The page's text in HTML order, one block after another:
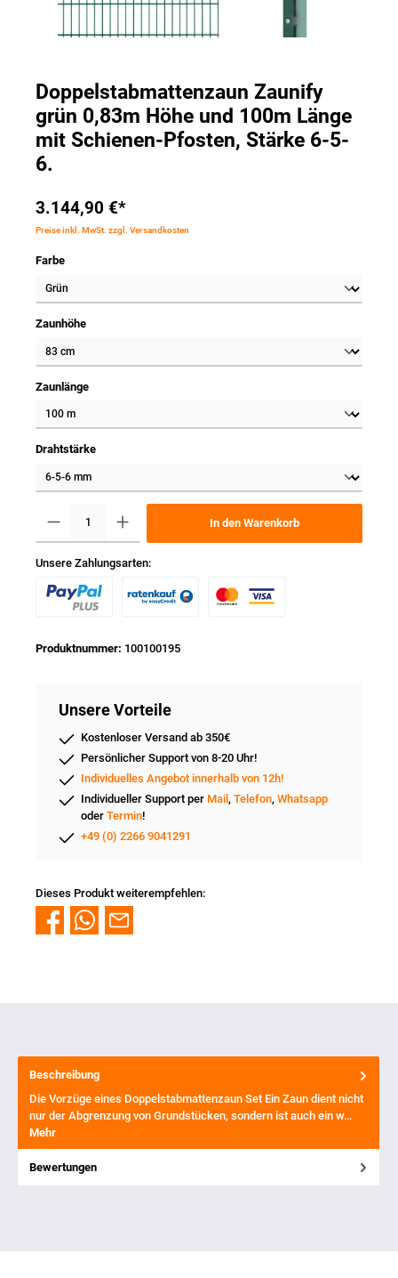
Doppelstabmattenzaun Zaunify
grün 0,83m Höhe und 100m Länge
mit Schienen-Pfosten, Stärke 6-5-
6.
3.144,90 €*
Preise inkl. MwSt. zzgl. Versandkosten
Farbe
Zaunhöhe
Zaunlänge
Drahtstärke
In den Warenkorb
Unsere Zahlungsarten:
Produktnummer: 100100195
Unsere Vorteile
Kostenloser Versand ab 350€
Persönlicher Support von 8-20 Uhr!
Individuelles Angebot innerhalb von 12h!
Individueller Support per Mail , Telefon, Whatsapp
oder Termin!
+49 (0) 2266 9041291
Dieses Produkt weiterempfehlen:
Beschreibung
Die Vorzüge eines Doppelstabmattenzaun Set Ein Zaun dient nicht
nur der Abgrenzung von Grundstücken, sondern ist auch ein w…
Mehr
Bewertungen